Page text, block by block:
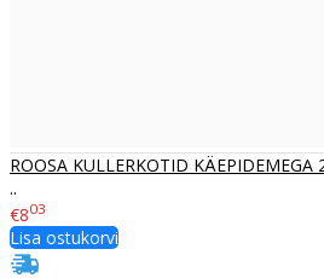
ROOSA KULLERKOTID
..
€803
Lisa ostukorvi